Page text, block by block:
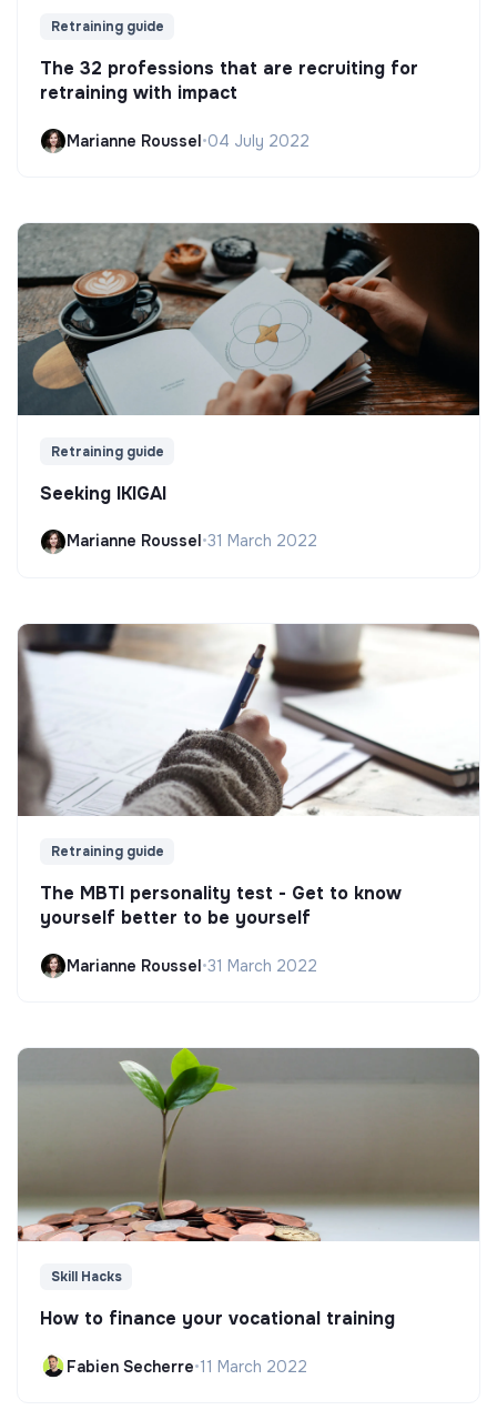
Retraining guide
The 32 professions that are recruiting for
retraining with impact
Marianne Roussel•04 July 2022
Retraining guide
Seeking IKIGAI
Marianne Roussel•31 March 2022
Retraining guide
The MBTI personality test - Get to know
yourself better to be yourself
Marianne Roussel•31 March 2022
Skill Hacks
How to finance your vocational training
Fabien Secherre•11 March 2022